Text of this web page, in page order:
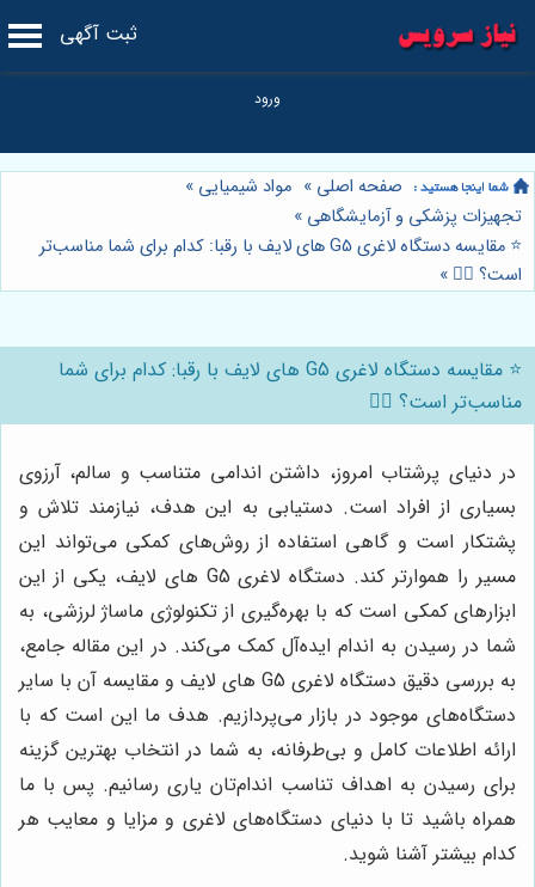
ثبت آگهی
صفحه اصلی » مواد شیمیایی »
تجهیزات پزشکی و آزمایشگاهی »
⭐️ مقایسه دستگاه لاغری G5 های لایف با رقبا: کدام برای شما مناسب‌تر
است؟ 🏋️‍♀️ »
⭐️ مقایسه دستگاه لاغری G5 های لایف با رقبا: کدام برای شما
مناسب‌تر است؟ 🏋️‍♀️
در دنیای پرشتاب امروز، داشتن اندامی متناسب و سالم، آرزوی
بسیاری از افراد است. دستیابی به این هدف، نیازمند تلاش و
پشتکار است و گاهی استفاده از روش‌های کمکی می‌تواند این
مسیر را هموارتر کند. دستگاه لاغری G5 های لایف، یکی از این
ابزارهای کمکی است که با بهره‌گیری از تکنولوژی ماساژ لرزشی، به
شما در رسیدن به اندام ایده‌آل کمک می‌کند. در این مقاله جامع،
به بررسی دقیق دستگاه لاغری G5 های لایف و مقایسه آن با سایر
دستگاه‌های موجود در بازار می‌پردازیم. هدف ما این است که با
ارائه اطلاعات کامل و بی‌طرفانه، به شما در انتخاب بهترین گزینه
برای رسیدن به اهداف تناسب اندام‌تان یاری رسانیم. پس با ما
همراه باشید تا با دنیای دستگاه‌های لاغری و مزایا و معایب هر
کدام بیشتر آشنا شوید.